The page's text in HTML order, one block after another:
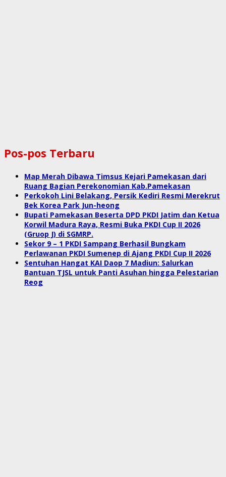
Pos-pos Terbaru
Map Merah Dibawa Timsus Kejari Pamekasan dari
Ruang Bagian Perekonomian Kab.Pamekasan
Perkokoh Lini Belakang, Persik Kediri Resmi Merekrut
Bek Korea Park Jun-heong
Bupati Pamekasan Beserta DPD PKDI Jatim dan Ketua
Korwil Madura Raya, Resmi Buka PKDI Cup II 2026
(Gruop J) di SGMRP.
Sekor 9 – 1 PKDI Sampang Berhasil Bungkam
Perlawanan PKDI Sumenep di Ajang PKDI Cup II 2026
Sentuhan Hangat KAI Daop 7 Madiun: Salurkan
Bantuan TJSL untuk Panti Asuhan hingga Pelestarian
Reog